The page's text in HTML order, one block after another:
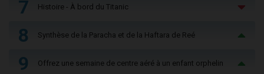
7 Histoire - À bord du Titanic
8 Synthèse de la Paracha et de la Haftara de Reé
9 Offrez une semaine de centre aéré à un enfant orphelin